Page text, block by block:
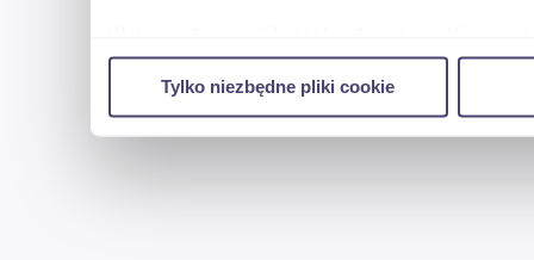
w naszej witrynie. Informacje o tym, jak
reklamowym i analitycznym. Partnerzy mogą
uzyskanymi podczas korzystania z ich usług.
Tylko niezbędne pliki cookie